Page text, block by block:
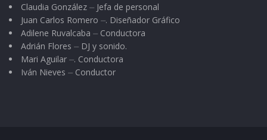
que otro influyente. Todos ellos prepotentes y
agresivos; pero la voluntad de servir los hace
soportar todo eso, aunque la sociedad muchas
veces no se los reconozca.
Claudia González ⏤ Jefa de personal
Juan Carlos Romero ⏤. Diseñador Gráfico
Adilene Ruvalcaba ⏤ Conductora
Adrián Flores ⏤ DJ y sonido.
Mari Aguilar ⏤. Conductora
Iván Nieves ⏤ Conductor